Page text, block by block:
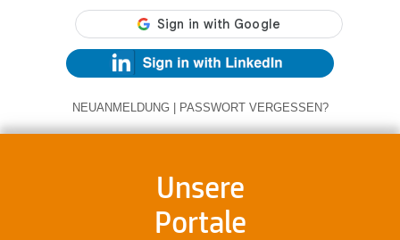
NEUANMELDUNG | PASSWORT VERGESSEN?
Unsere
Portale